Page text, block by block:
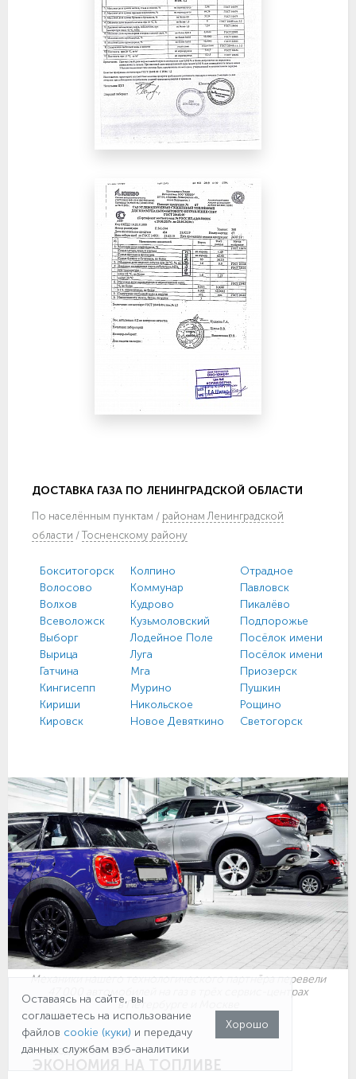
ДОСТАВКА ГАЗА ПО ЛЕНИНГРАДСКОЙ ОБЛАСТИ
По населённым пунктам / районам Ленинградской
области / Тосненскому району
Бокситогорск
Волосово
Волхов
Всеволожск
Выборг
Вырица
Гатчина
Кингисепп
Кириши
Кировск
Колпино
Коммунар
Кудрово
Кузьмоловский
Лодейное Поле
Луга
Мга
Мурино
Никольское
Новое Девяткино
Отрадное
Павловск
Пикалёво
Подпорожье
Посёлок имени
Посёлок имени
Приозерск
Пушкин
Рощино
Светогорск
Механики нашего технологического партнёра перевели
47 000 автомобилей на газ в трёх сервис-центрах
в Петербурге и Москве
ПЕРЕВОД АВТО НА ГАЗ
ЭКОНОМИЯ НА ТОПЛИВЕ
Оставаясь на сайте, вы
соглашаетесь на использование
файлов cookie (куки) и передачу
данных службам вэб-аналитики
Хорошо